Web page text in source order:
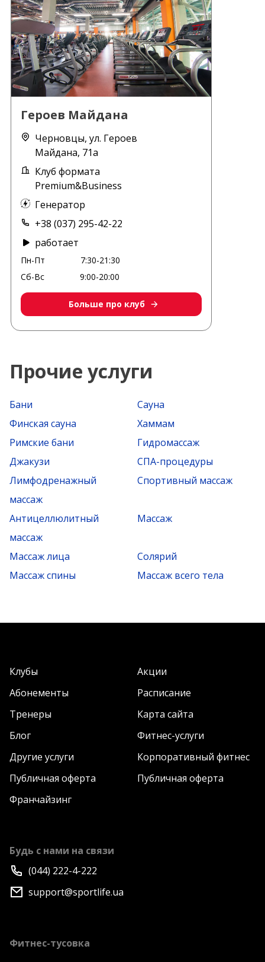
Героев Майдана
Черновцы, ул. Героев
Майдана, 71а
Клуб формата
Premium&Business
Генератор
+38 (037) 295-42-22
работает
Пн-Пт
7:30-21:30
Сб-Вс
9:00-20:00
Больше про клуб
Прочие услуги
Бани
Сауна
Финская сауна
Хаммам
Римские бани
Гидромассаж
Джакузи
СПА-процедуры
Лимфодренажный
массаж
Спортивный массаж
Антицеллюлитный
массаж
Массаж
Массаж лица
Солярий
Массаж спины
Массаж всего тела
Клубы
Акции
Абонементы
Расписание
Тренеры
Карта сайта
Блог
Фитнес-услуги
Другие услуги
Корпоративный фитнес
Публичная оферта
Публичная оферта
Франчайзинг
Будь с нами на связи
(044) 222-4-222
support@sportlife.ua
Фитнес-тусовка